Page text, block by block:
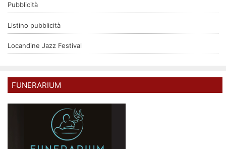
Pubblicità
Listino pubblicità
Locandine Jazz Festival
FUNERARIUM